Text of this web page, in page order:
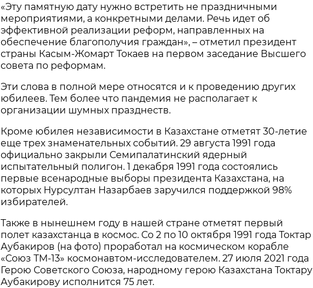
«Эту памятную дату нужно встретить не праздничными
мероприятиями, а конкретными делами. Речь идет об
эффективной реализации реформ, направленных на
обеспечение благополучия граждан», – отметил президент
страны Касым-Жомарт Токаев на первом заседание Высшего
cовета по реформам.
Эти слова в полной мере относятся и к проведению других
юбилеев. Тем более что пандемия не располагает к
организации шумных празднеств.
Кроме юбилея независимости в Казахстане отметят 30-летие
еще трех знаменательных событий. 29 августа 1991 года
официально закрыли Семипалатинский ядерный
испытательный полигон. 1 декабря 1991 года состоялись
первые всенародные выборы президента Казахстана, на
которых Нурсултан Назарбаев заручился поддержкой 98%
избирателей.
Также в нынешнем году в нашей стране отметят первый
полет казахстанца в космос. Со 2 по 10 октября 1991 года Токтар
Аубакиров (на фото) проработал на космическом корабле
«Союз ТМ-13» космонавтом-исследователем. 27 июля 2021 года
Герою Советского Союза, народному герою Казахстана Токтару
Аубакирову исполнится 75 лет.